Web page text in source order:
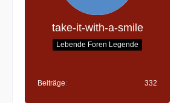
take-it-with-a-smile
Lebende Foren Legende
Beiträge 332